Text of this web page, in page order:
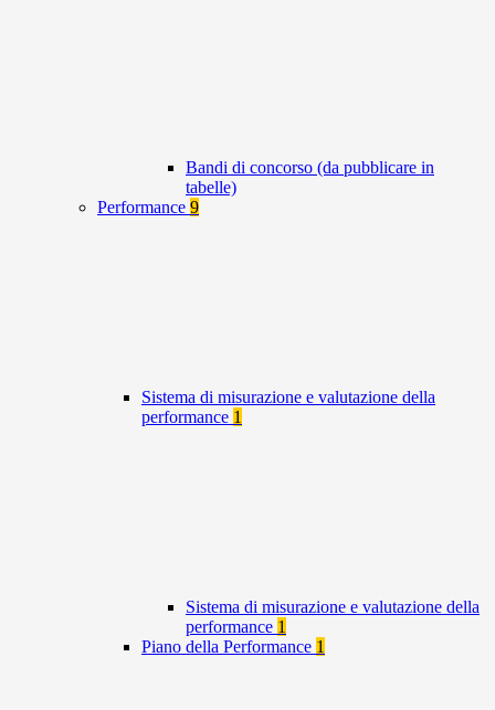
Bandi di concorso (da pubblicare in
tabelle)
Performance 9
Sistema di misurazione e valutazione della
performance 1
Sistema di misurazione e valutazione della
performance 1
Piano della Performance 1